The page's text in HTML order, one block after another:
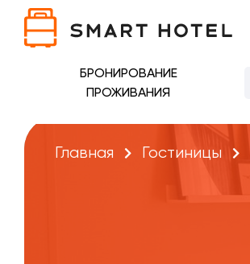
БРОНИРОВАНИЕ
ПРОЖИВАНИЯ
Главная Гостиницы